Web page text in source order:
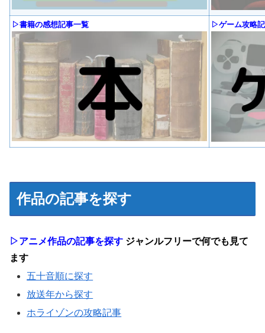
▷書籍の感想記事一覧 ▷ゲーム攻略
作品の記事を探す
▷アニメ作品の記事を探す ジャンルフリーで何でも見て
ます
五十音順に探す
放送年から探す
ホライゾンの攻略記事